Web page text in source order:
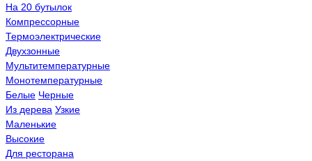
На 20 бутылок
Компрессорные
Термоэлектрические
Двухзонные
Мультитемпературные
Монотемпературные
Белые Черные
Из дерева Узкие
Маленькие
Высокие
Для ресторана